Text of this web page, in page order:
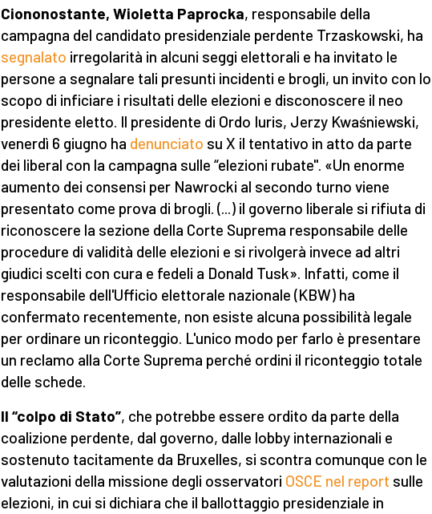
Ciononostante, Wioletta Paprocka, responsabile della
campagna del candidato presidenziale perdente Trzaskowski, ha
segnalato irregolarità in alcuni seggi elettorali e ha invitato le
persone a segnalare tali presunti incidenti e brogli, un invito con lo
scopo di inficiare i risultati delle elezioni e disconoscere il neo
presidente eletto. Il presidente di Ordo Iuris, Jerzy Kwaśniewski,
venerdì 6 giugno ha denunciato su X il tentativo in atto da parte
dei liberal con la campagna sulle “elezioni rubate". «Un enorme
aumento dei consensi per Nawrocki al secondo turno viene
presentato come prova di brogli. (...) il governo liberale si rifiuta di
riconoscere la sezione della Corte Suprema responsabile delle
procedure di validità delle elezioni e si rivolgerà invece ad altri
giudici scelti con cura e fedeli a Donald Tusk». Infatti, come il
responsabile dell'Ufficio elettorale nazionale (KBW) ha
confermato recentemente, non esiste alcuna possibilità legale
per ordinare un riconteggio. L'unico modo per farlo è presentare
un reclamo alla Corte Suprema perché ordini il riconteggio totale
delle schede.
Il “colpo di Stato”, che potrebbe essere ordito da parte della
coalizione perdente, dal governo, dalle lobby internazionali e
sostenuto tacitamente da Bruxelles, si scontra comunque con le
valutazioni della missione degli osservatori OSCE nel report sulle
elezioni, in cui si dichiara che il ballottaggio presidenziale in